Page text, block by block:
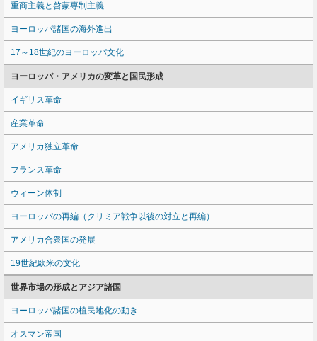
重商主義と啓蒙専制主義
ヨーロッパ諸国の海外進出
17～18世紀のヨーロッパ文化
ヨーロッパ・アメリカの変革と国民形成
イギリス革命
産業革命
アメリカ独立革命
フランス革命
ウィーン体制
ヨーロッパの再編（クリミア戦争以後の対立と再編）
アメリカ合衆国の発展
19世紀欧米の文化
世界市場の形成とアジア諸国
ヨーロッパ諸国の植民地化の動き
オスマン帝国